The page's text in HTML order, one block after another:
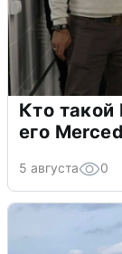
Кто
его
5 августа 0